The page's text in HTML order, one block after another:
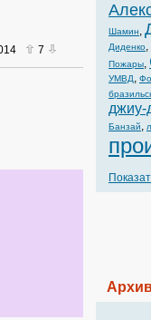
7
Шамин,
Диденко,
Пожары,
УМВД,
джиу-
Банзай,